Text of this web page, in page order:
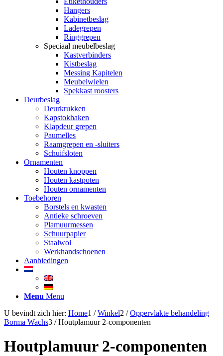
Hangers
Kabinetbeslag
Ladegrepen
Ringgrepen
Speciaal meubelbeslag
Kastverbinders
Kistbeslag
Messing Kapitelen
Meubelwielen
Spekkast roosters
Deurbeslag
Deurkrukken
Kapstokhaken
Klapdeur grepen
Paumelles
Raamgrepen en -sluiters
Schuifsloten
Ornamenten
Houten knoppen
Houten kastpoten
Houten ornamenten
Toebehoren
Borstels en kwasten
Antieke schroeven
Plamuurmessen
Schuurpapier
Staalwol
Werkhandschoenen
Aanbiedingen
Menu Menu
U bevindt zich hier: Home1 / Winkel2 / Oppervlakte behandeling
Borma Wachs3 / Houtplamuur 2-componenten
Houtplamuur 2-componenten